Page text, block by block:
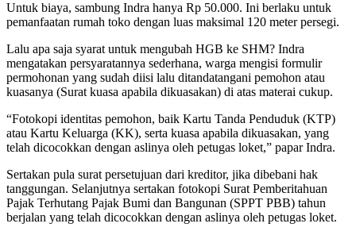
Untuk biaya, sambung Indra hanya Rp 50.000. Ini berlaku untuk
pemanfaatan rumah toko dengan luas maksimal 120 meter persegi.
Lalu apa saja syarat untuk mengubah HGB ke SHM? Indra
mengatakan persyaratannya sederhana, warga mengisi formulir
permohonan yang sudah diisi lalu ditandatangani pemohon atau
kuasanya (Surat kuasa apabila dikuasakan) di atas materai cukup.
“Fotokopi identitas pemohon, baik Kartu Tanda Penduduk (KTP)
atau Kartu Keluarga (KK), serta kuasa apabila dikuasakan, yang
telah dicocokkan dengan aslinya oleh petugas loket,” papar Indra.
Sertakan pula surat persetujuan dari kreditor, jika dibebani hak
tanggungan. Selanjutnya sertakan fotokopi Surat Pemberitahuan
Pajak Terhutang Pajak Bumi dan Bangunan (SPPT PBB) tahun
berjalan yang telah dicocokkan dengan aslinya oleh petugas loket.